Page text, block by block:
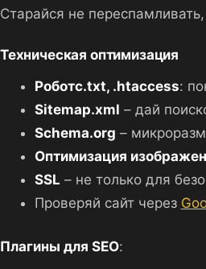
Старайся не
Техническая оптимизация
Роботс.txt, .htaccess:
Sitemap.xml – дай
Schema.org –
Оптимизация
SSL – не только для
Проверяй сайт через
Плагины для SEO: